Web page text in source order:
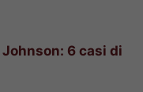
6 casi di